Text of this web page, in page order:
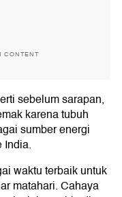
CONTENT
sebelum sarapan,
karena tubuh
sumber energi
India.
waktu terbaik untuk
matahari. Cahaya